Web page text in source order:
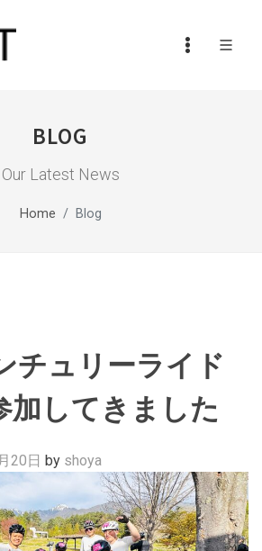
BLOG
Our Latest News
Home Blog
チュリーライド
加してきました
20日 by shoya